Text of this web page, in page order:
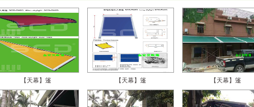
【天幕】篷 【天幕】篷 【天幕】篷